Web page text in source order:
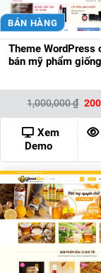
BÁN HÀNG
Theme WordPress
bán mỹ phẩm
1,000,000₫ Giá
là:
Xem
Demo